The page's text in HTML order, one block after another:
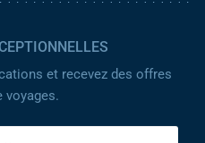
et recevez des offres
voyages.